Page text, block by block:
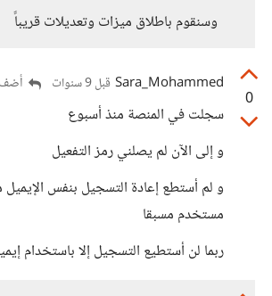
وسنقوم باطلاق ميزات وتعديلات قريباً
0
Sara_Mohammed قبل 9 سنوات
سجلت في المنصة منذ أسبوع
و إلى الآن لم يصلني رمز التفعيل
و لم أستطع إعادة التسجيل بنفس الإيميل
مستخدم مسبقا
ربما لن أستطيع التسجيل إلا باستخدام